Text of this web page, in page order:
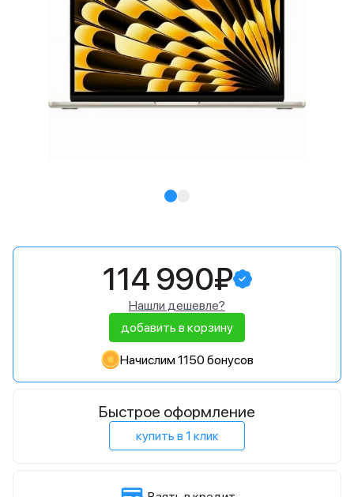
114 990₽
Нашли дешевле?
добавить в корзину
Начислим 1150 бонусов
Быстрое оформление
купить в 1 клик